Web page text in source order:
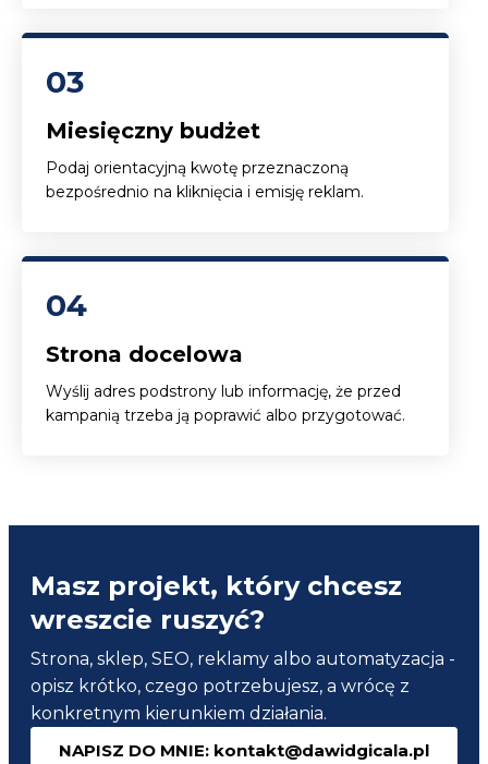
03
Miesięczny budżet
Podaj orientacyjną kwotę przeznaczoną
bezpośrednio na kliknięcia i emisję reklam.
04
Strona docelowa
Wyślij adres podstrony lub informację, że przed
kampanią trzeba ją poprawić albo przygotować.
Masz projekt, który chcesz
wreszcie ruszyć?
Strona, sklep, SEO, reklamy albo automatyzacja -
opisz krótko, czego potrzebujesz, a wrócę z
konkretnym kierunkiem działania.
NAPISZ DO MNIE: kontakt@dawidgicala.pl